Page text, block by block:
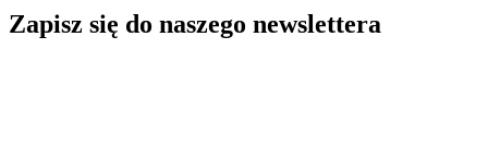
Zapisz się do naszego newslettera